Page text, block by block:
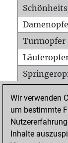
Turmopfer
Matt auf
Bauer
Erstickte
Wir verwenden
um bestimmte
Inhalte